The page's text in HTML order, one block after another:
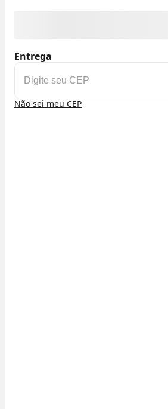
Entrega
Não sei meu CEP